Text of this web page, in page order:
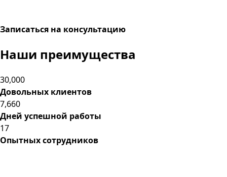
Записаться на консультацию
Наши преимущества
30,000
Довольных клиентов
7,660
Дней успешной работы
17
Опытных сотрудников